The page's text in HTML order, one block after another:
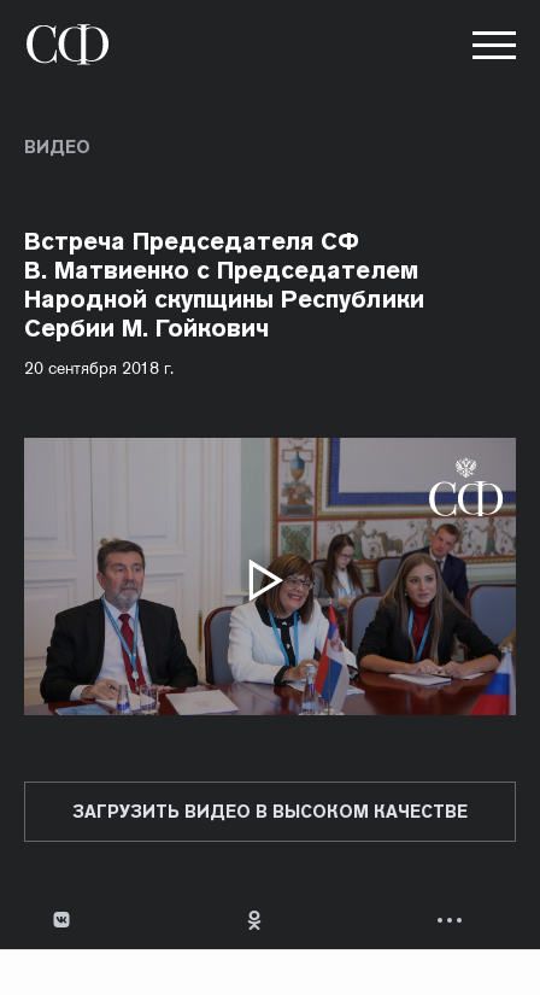
ВИДЕО
Встреча Председателя СФ
В. Матвиенко с Председателем
Народной скупщины Республики
Сербии М. Гойкович
20 сентября 2018 г.
ЗАГРУЗИТЬ ВИДЕО В ВЫСОКОМ КАЧЕСТВЕ